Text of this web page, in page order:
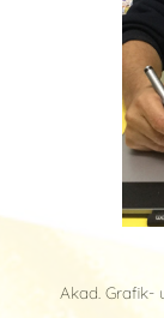
Akad. Grafik-